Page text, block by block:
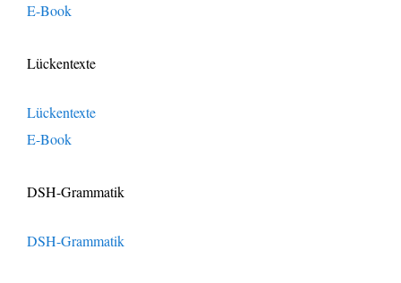
E-Book
Lückentexte
Lückentexte
E-Book
DSH-Grammatik
DSH-Grammatik